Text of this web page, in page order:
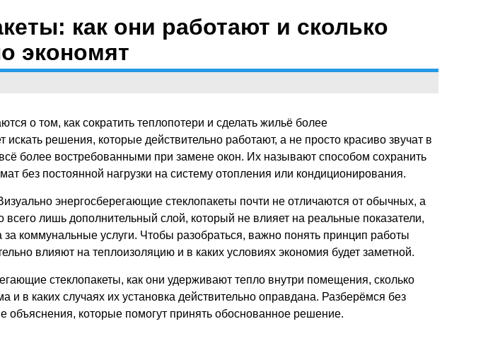
как они работают и сколько
экономят
о том, как сократить теплопотери и сделать жильё более
решения, которые действительно работают, а не просто красиво звучат в
более востребованными при замене окон. Их называют способом сохранить
без постоянной нагрузки на систему отопления или кондиционирования.
энергосберегающие стеклопакеты почти не отличаются от обычных, а
всего лишь дополнительный слой, который не влияет на реальные показатели,
коммунальные услуги. Чтобы разобраться, важно понять принцип работы
влияют на теплоизоляцию и в каких условиях экономия будет заметной.
стеклопакеты, как они удерживают тепло внутри помещения, сколько
в каких случаях их установка действительно оправдана. Разберёмся без
которые помогут принять обоснованное решение.